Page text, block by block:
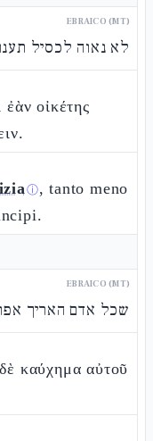
EBRAICO (MT)
לא נאוה לכסיל
οἰκέτης
ⓘ, tanto meno
EBRAICO (MT)
שכל אדם האריך
καύχημα αὐτοῦ